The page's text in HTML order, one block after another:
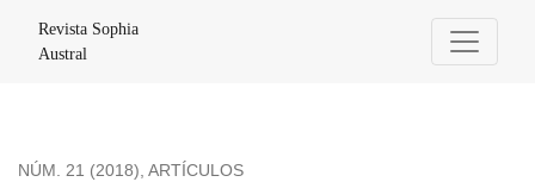
Revista Sophia
Austral
NÚM. 21 (2018), ARTÍCULOS